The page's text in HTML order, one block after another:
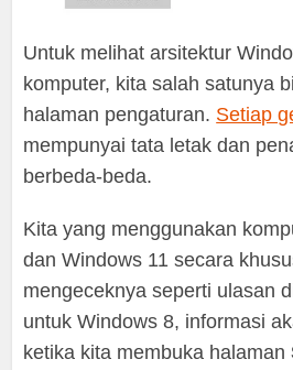
Untuk melihat arsitektur
komputer, kita salah satunya
halaman pengaturan. Setiap
mempunyai tata letak dan
berbeda-beda.
Kita yang menggunakan
dan Windows 11 secara
mengeceknya seperti ulasan
untuk Windows 8, informasi
ketika kita membuka halaman